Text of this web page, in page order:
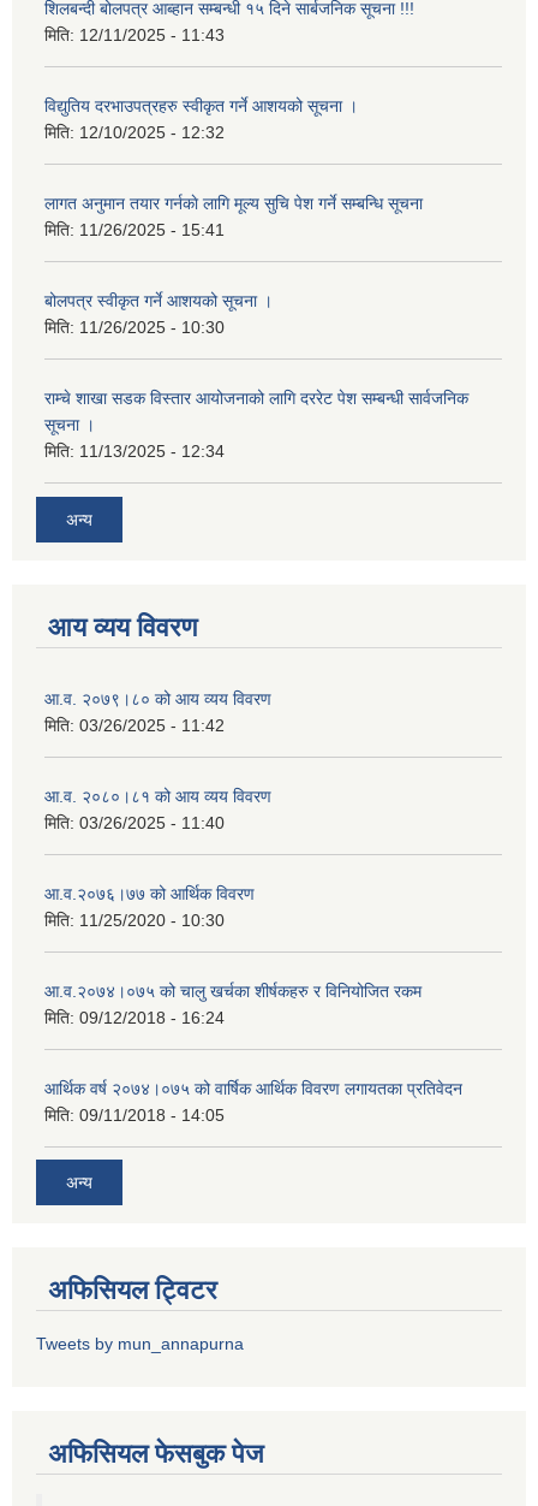
शिलबन्दी बोलपत्र आब्हान सम्बन्धी १५ दिने सार्बजनिक सूचना !!!
मिति: 12/11/2025 - 11:43
विद्युतिय दरभाउपत्रहरु स्वीकृत गर्ने आशयको सूचना ।
मिति: 12/10/2025 - 12:32
लागत अनुमान तयार गर्नकाे लागि मूल्य सुचि पेश गर्ने सम्बन्धि सूचना
मिति: 11/26/2025 - 15:41
बोलपत्र स्वीकृत गर्ने आशयको सूचना ।
मिति: 11/26/2025 - 10:30
राम्चे शाखा सडक विस्तार आयोजनाको लागि दररेट पेश सम्बन्धी सार्वजनिक
सूचना ।
मिति: 11/13/2025 - 12:34
अन्य
आय व्यय विवरण
आ.व. २०७९।८० को आय व्यय विवरण
मिति: 03/26/2025 - 11:42
आ.व. २०८०।८१ को आय व्यय विवरण
मिति: 03/26/2025 - 11:40
आ.व.२०७६।७७ को आर्थिक विवरण
मिति: 11/25/2020 - 10:30
आ.व.२०७४।०७५ को चालु खर्चका शीर्षकहरु र विनियोजित रकम
मिति: 09/12/2018 - 16:24
आर्थिक वर्ष २०७४।०७५ को वार्षिक आर्थिक विवरण लगायतका प्रतिवेदन
मिति: 09/11/2018 - 14:05
अन्य
अफिसियल ट्विटर
Tweets by mun_annapurna
अफिसियल फेसबुक पेज